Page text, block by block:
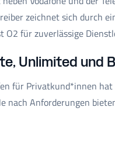
zeichnet sich durch
O2 für zuverlässige
Unlimited und
für Privatkund*innen hat
nach Anforderungen